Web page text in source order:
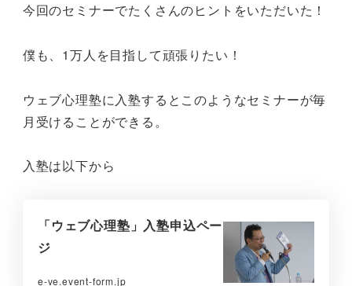
今回のセミナーでたくさんのヒントをいただいた！
僕も、1万人を目指して頑張りたい！
ウェブ心理塾に入塾するとこのようなセミナーが毎
月受けることができる。
入塾は以下から
「ウェブ心理塾」入塾申込ペー
ジ
e-ve.event-form.jp